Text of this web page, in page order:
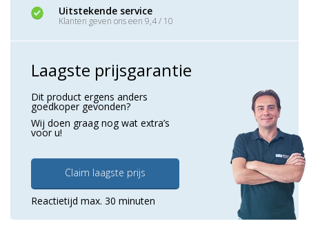
Uitstekende service
Klanten geven ons een 9,4 / 10
Laagste prijsgarantie
Dit product ergens anders
goedkoper gevonden?
Wij doen graag nog wat extra’s
voor u!
Claim laagste prijs
Reactietijd max. 30 minuten